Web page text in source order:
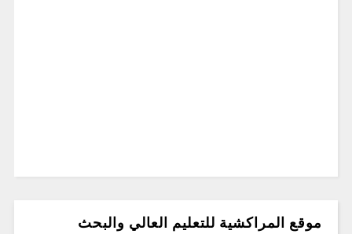
موقع المراكشية للتعليم العالي والبحث